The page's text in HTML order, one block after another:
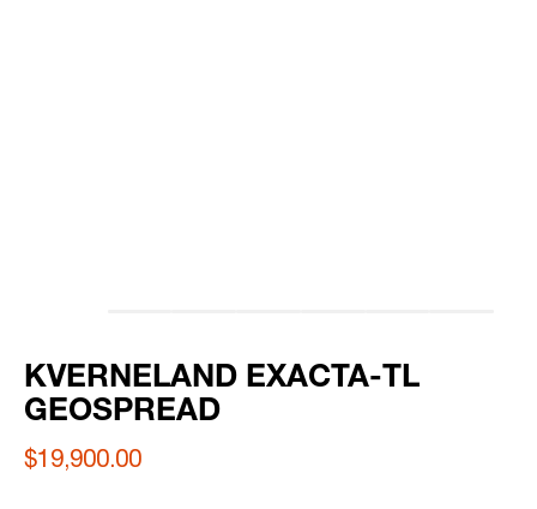
KVERNELAND EXACTA-TL
GEOSPREAD
$19,900.00